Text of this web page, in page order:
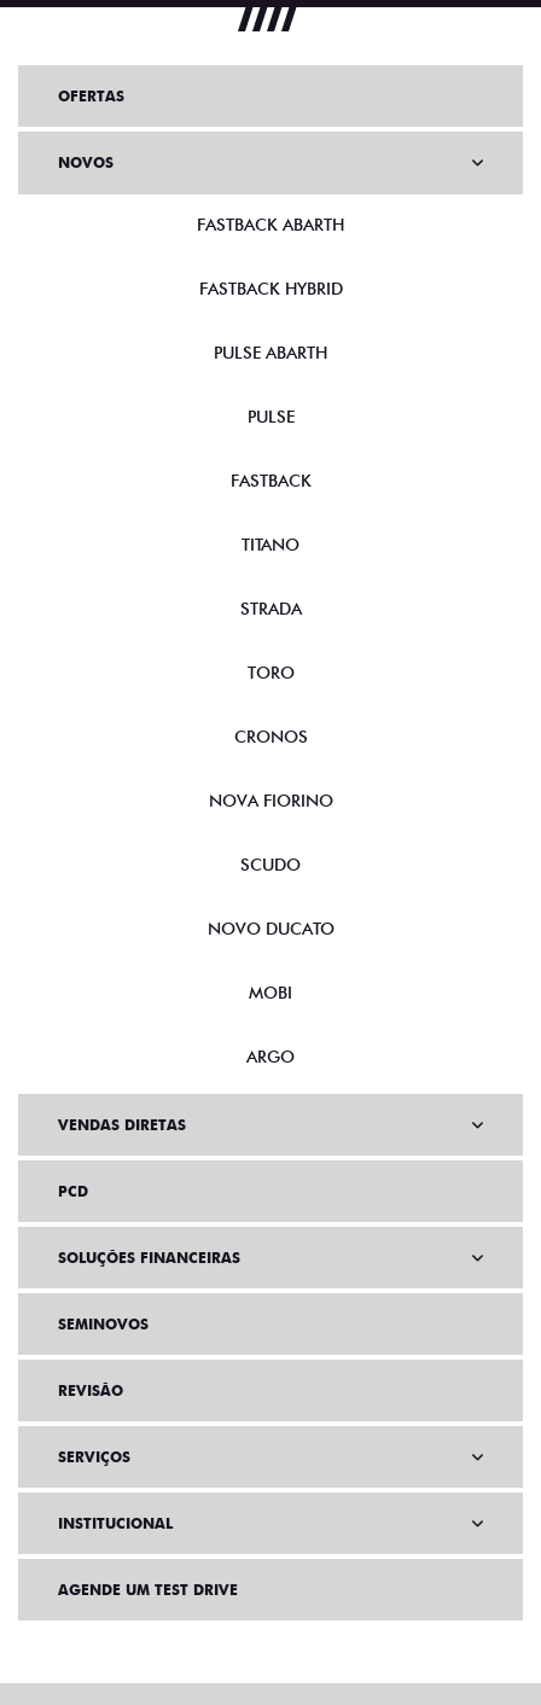
OFERTAS
NOVOS
FASTBACK ABARTH
FASTBACK HYBRID
PULSE ABARTH
PULSE
FASTBACK
TITANO
STRADA
TORO
CRONOS
NOVA FIORINO
SCUDO
NOVO DUCATO
MOBI
ARGO
VENDAS DIRETAS
PCD
SOLUÇÕES FINANCEIRAS
SEMINOVOS
REVISÃO
SERVIÇOS
INSTITUCIONAL
AGENDE UM TEST DRIVE